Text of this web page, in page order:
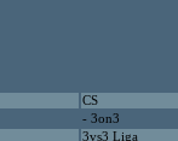
CS
- 3on3
3vs3 Liga